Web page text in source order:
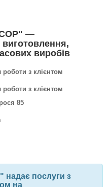
—
виготовлення,
виробів
з клієнтом
з клієнтом
85
надає послуги з
на